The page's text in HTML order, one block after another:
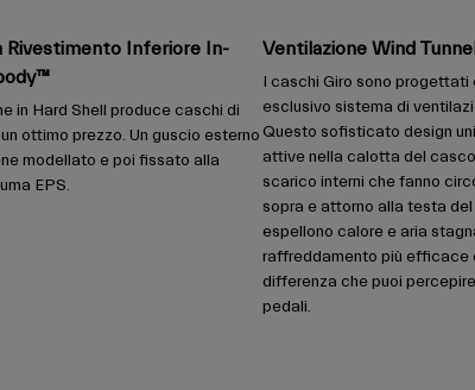
Rivestimento Inferiore In-
in Hard Shell produce caschi di
ottimo prezzo. Un guscio esterno
modellato e poi fissato alla
EPS.
Ventilazione Wind
I caschi Giro sono progettati
esclusivo sistema di
Questo sofisticato design
attive nella calotta del
scarico interni che fanno
sopra e attorno alla testa
espellono calore e aria
raffreddamento più efficace
differenza che puoi
pedali.